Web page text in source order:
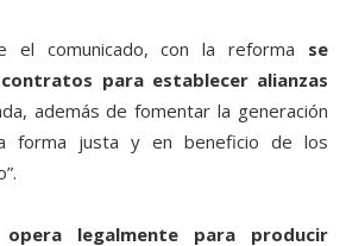
el comunicado, con la reforma se
para establecer alianzas
además de fomentar la generación
forma justa y en beneficio de los
legalmente para producir